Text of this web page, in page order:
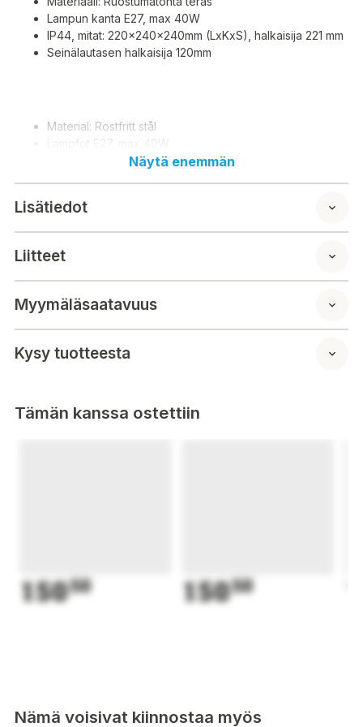
Lampun kanta E27, max 40W
IP44, mitat: 220x240x240mm (LxKxS), halkaisija 221 mm
Seinälautasen halkaisija 120mm
Material: Rostfritt stål
Lampfot E27, max 40W
IP44, mått: 220x240x240mm (BxHxD), diameter 221 mm
Näytä enemmän
Lisätiedot
Liitteet
Myymäläsaatavuus
Kysy tuotteesta
Tämän kanssa ostettiin
15050 15050
Nämä voisivat kiinnostaa myös